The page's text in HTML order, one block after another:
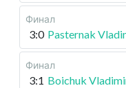
Финал
3:0 Pasternak
Финал
3:1 Boichuk